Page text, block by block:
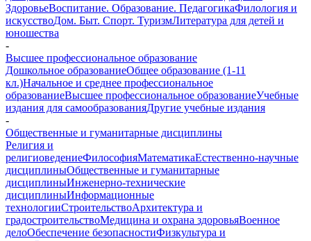
ЗдоровьеВоспитание. Образование. ПедагогикаФилология и
искусствоДом. Быт. Спорт. ТуризмЛитература для детей и
юношества
-
Высшее профессиональное образование
Дошкольное образованиеОбщее образование (1-11
кл.)Начальное и среднее профессиональное
образованиеВысшее профессиональное образованиеУчебные
издания для самообразованияДругие учебные издания
-
Общественные и гуманитарные дисциплины
Религия и
религиоведениеФилософияМатематикаЕстественно-научные
дисциплиныОбщественные и гуманитарные
дисциплиныИнженерно-технические
дисциплиныИнформационные
технологииСтроительствоАрхитектура и
градостроительствоМедицина и охрана здоровьяВоенное
делоОбеспечение безопасностиФизкультура и